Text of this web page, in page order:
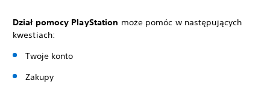
Dział pomocy PlayStation może pomóc w następujących
kwestiach:
Twoje konto
Zakupy